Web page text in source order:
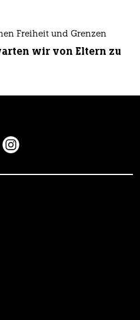
Freiheit und Grenzen
wir von Eltern zu